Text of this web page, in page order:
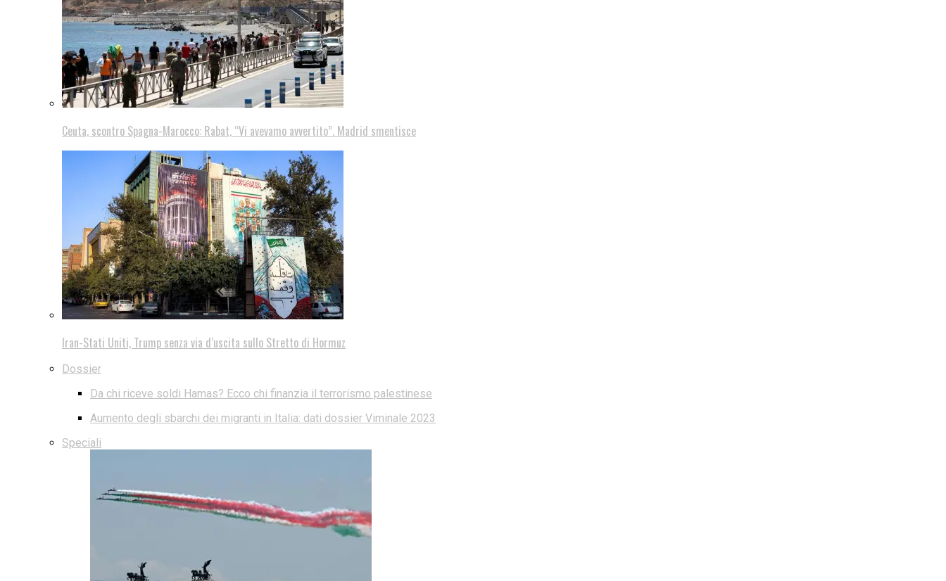
Ceuta, scontro Spagna-Marocco: Rabat, “Vi avevamo avvertito”. Madrid smentisce
Iran-Stati Uniti, Trump senza via d’uscita sullo Stretto di Hormuz
Dossier
Da chi riceve soldi Hamas? Ecco chi finanzia il terrorismo palestinese
Aumento degli sbarchi dei migranti in Italia: dati dossier Viminale 2023
Speciali